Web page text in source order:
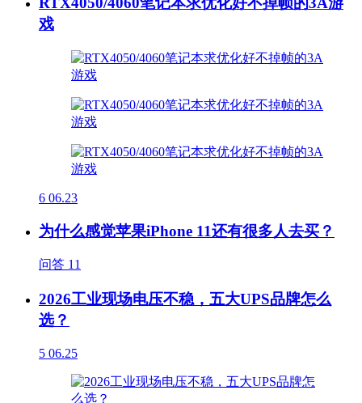
戏
6 06.23
为什么感觉苹果iPhone 11还有很多人去买？
问答 11
2026工业现场电压不稳，五大UPS品牌怎么
选？
5 06.25